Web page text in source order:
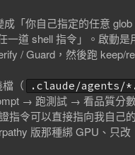
成「你自己指定的任意
一道 shell 指令」。啟動是
/ Guard，然後跑 keep/
（ .claude/agents/
→ 跑測試 → 看品質分
指令可以直接指向我自己的
版那種綁 GPU、只改